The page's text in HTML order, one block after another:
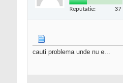
Reputatie: 37
cauti problema unde nu e...